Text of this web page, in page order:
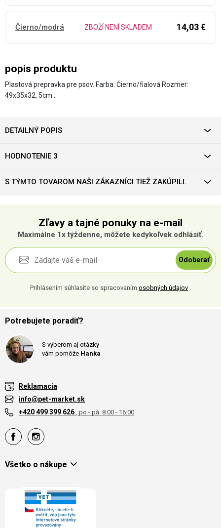
popis produktu
Plastová prepravka pre psov. Farba: Čierno/fialová Rozmer:
49x35x32, 5cm…
Čierno/modrá ZBOŽÍ NENÍ SKLADEM 14,03 €
DETAILNÝ POPIS
HODNOTENIE 3
S TÝMTO TOVAROM NAŠI ZÁKAZNÍCI TIEŽ ZAKÚPILI.
Zľavy a tajné ponuky na e-mail
Maximálne 1x týždenne, môžete kedykoľvek odhlásiť.
Odoberať
Prihlásením súhlasíte so spracovaním osobných údajov
Potrebujete poradiť?
S výberom aj otázky
vám pomôže Hanka
Reklamacia
info@pet-market.sk
+420 499 399 626 , po - pá: 8:00 - 16:00
Všetko o nákupe